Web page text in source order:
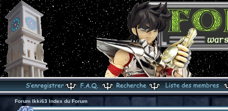
Forum Ikki63 Index du Forum